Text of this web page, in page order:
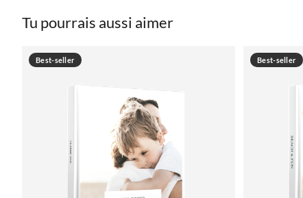
Tu pourrais aussi aimer
Best-seller Best-seller